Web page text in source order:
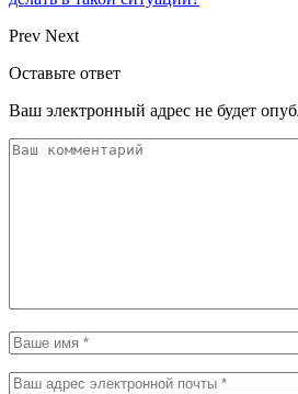
Prev Next
Оставьте ответ
Ваш электронный адрес не будет